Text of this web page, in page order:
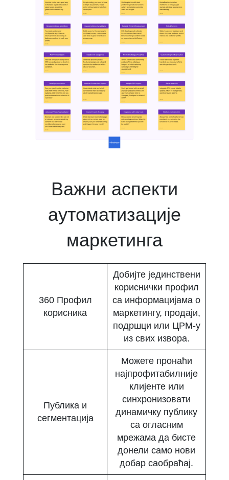
Важни аспекти
аутоматизације
маркетинга
360 Профил
корисника
Добијте јединствени
кориснички профил
са информацијама о
маркетингу, продаји,
подршци или ЦРМ-у
из свих извора.
Публика и
сегментација
Можете пронаћи
најпрофитабилније
клијенте или
синхронизовати
динамичку публику
са огласним
мрежама да бисте
донели само нови
добар саобраћај.